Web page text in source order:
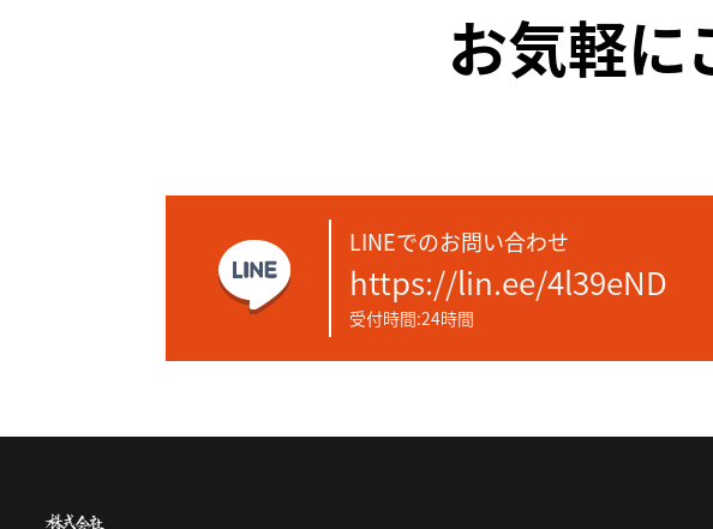
お気軽に
LINEでのお問い合わせ
https://lin.ee/4l39eND
受付時間:24時間